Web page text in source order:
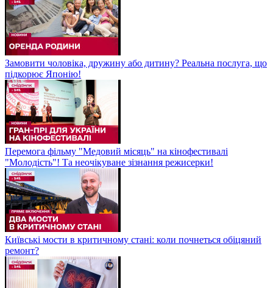
Замовити чоловіка, дружину або дитину? Реальна послуга, що
підкорює Японію!
Перемога фільму "Медовий місяць" на кінофестивалі
"Молодість"! Та неочікуване зізнання режисерки!
Київські мости в критичному стані: коли почнеться обіцяний
ремонт?